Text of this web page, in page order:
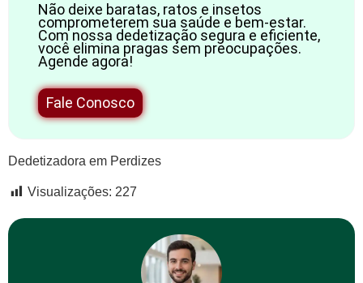
Não deixe baratas, ratos e insetos
comprometerem sua saúde e bem-estar.
Com nossa dedetização segura e eficiente,
você elimina pragas sem preocupações.
Agende agora!
Fale Conosco
Dedetizadora em Perdizes
Visualizações: 227